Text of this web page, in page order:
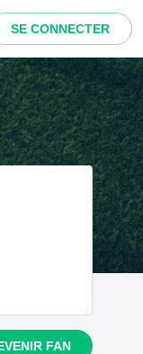
SE CONNECTER
FAN